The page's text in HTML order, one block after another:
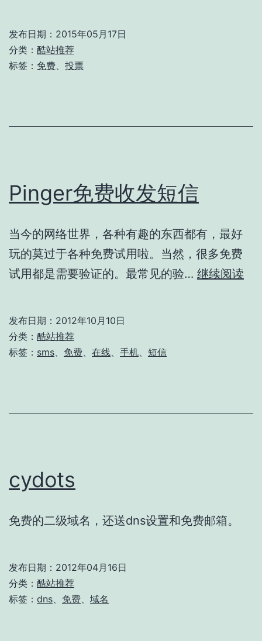
Straw
发布日期： 2015年05月17日
分类： 酷站推荐
标签： 免费 投票
Pinger免费收发短信
当今的网络世界，各种有趣的东西都有，最好
玩的莫过于各种免费试用啦。当然，很多免费
试用都是需要验证的。最常见的验… 继续阅读
发布日期： 2012年10月10日
分类： 酷站推荐
标签： sms 免费 在线 手机 短信
cydots
免费的二级域名，还送dns设置和免费邮箱。
发布日期： 2012年04月16日
分类： 酷站推荐
标签： dns 免费 域名